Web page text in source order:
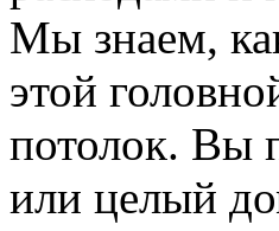
Мы знаем,
этой
потолок. Вы
или целый